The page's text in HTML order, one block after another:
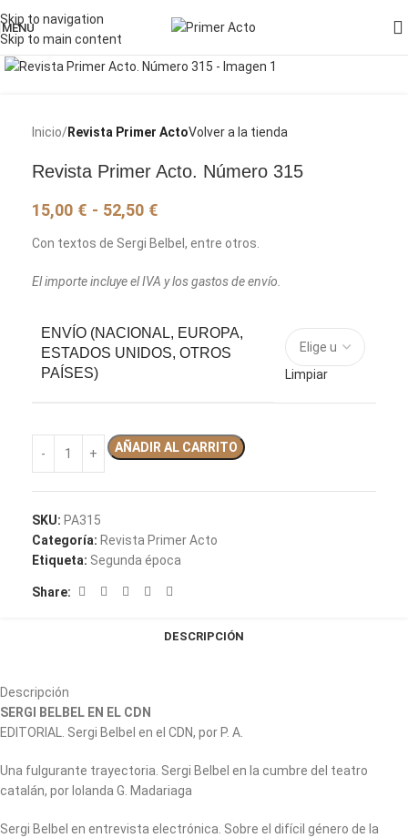
Skip to navigation
Skip to main content
MENU
Pincha para agrandar la imagen
Inicio Revista Primer ActoVolver a la tienda
Revista Primer Acto. Número 315
15,00 € - 52,50 €
Con textos de Sergi Belbel, entre otros.
El importe incluye el IVA y los gastos de envío.
ENVÍO (NACIONAL, EUROPA,
ESTADOS UNIDOS, OTROS
PAÍSES)
Limpiar
AÑADIR AL CARRITO
SKU: PA315
Categoría: Revista Primer Acto
Etiqueta: Segunda época
Share:
DESCRIPCIÓN
Descripción
SERGI BELBEL EN EL CDN
EDITORIAL. Sergi Belbel en el CDN, por P. A.
Una fulgurante trayectoria. Sergi Belbel en la cumbre del teatro
catalán, por Iolanda G. Madariaga
Sergi Belbel en entrevista electrónica. Sobre el difícil género de la